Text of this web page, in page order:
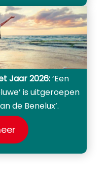
Jaar 2026:‘Een
is uitgeroepen
de Benelux’.